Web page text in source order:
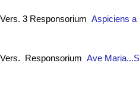
Vers. 3 Responsorium Aspiciens a
Vers. Responsorium Ave